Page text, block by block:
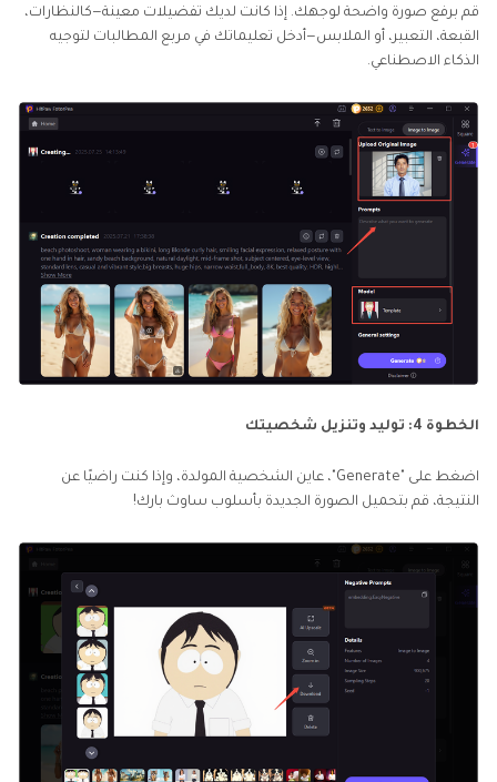
قم برفع صورة واضحة لوجهك. إذا كانت لديك تفضيلات معينة—كالنظارات،
القبعة، التعبير، أو الملابس—أدخل تعليماتك في مربع المطالبات لتوجيه
الذكاء الاصطناعي.
الخطوة 4: توليد وتنزيل شخصيتك
اضغط على "Generate"، عاين الشخصية المولدة، وإذا كنت راضيًا عن
النتيجة، قم بتحميل الصورة الجديدة بأسلوب ساوث بارك!